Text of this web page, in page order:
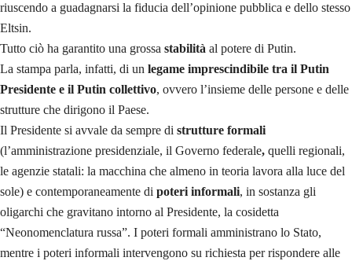
riuscendo a guadagnarsi la fiducia dell’opinione pubblica e dello stesso
Eltsin.
Tutto ciò ha garantito una grossa stabilità al potere di Putin.
La stampa parla, infatti, di un legame imprescindibile tra il Putin
Presidente e il Putin collettivo, ovvero l’insieme delle persone e delle
strutture che dirigono il Paese.
Il Presidente si avvale da sempre di strutture formali
(l’amministrazione presidenziale, il Governo federale, quelli regionali,
le agenzie statali: la macchina che almeno in teoria lavora alla luce del
sole) e contemporaneamente di poteri informali, in sostanza gli
oligarchi che gravitano intorno al Presidente, la cosidetta
“Neonomenclatura russa”. I poteri formali amministrano lo Stato,
mentre i poteri informali intervengono su richiesta per rispondere alle